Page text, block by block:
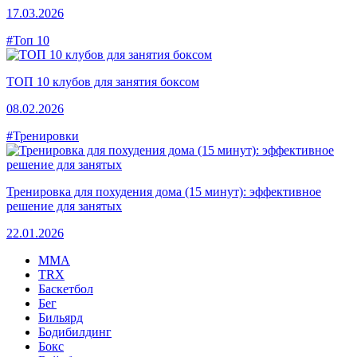
17.03.2026
#Топ 10
ТОП 10 клубов для занятия боксом
08.02.2026
#Тренировки
Тренировка для похудения дома (15 минут): эффективное
решение для занятых
22.01.2026
MMA
TRX
Баскетбол
Бег
Бильярд
Бодибилдинг
Бокс